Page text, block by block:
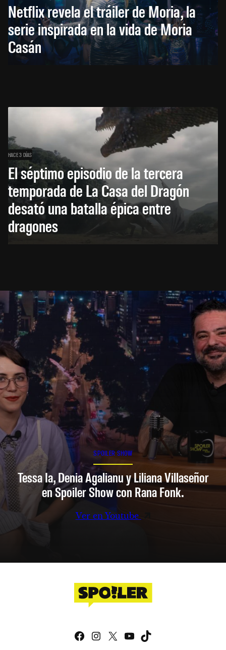
Netflix revela el tráiler de Moria, la
serie inspirada en la vida de Moria
Casán
HACE 3 DÍAS
El séptimo episodio de la tercera
temporada de La Casa del Dragón
desató una batalla épica entre
dragones
SPOILER SHOW
Tessa Ia, Denia Agalianu y Liliana Villaseñor
en Spoiler Show con Rana Fonk.
Ver en Youtube
Facebook
Instagram
X YouTube